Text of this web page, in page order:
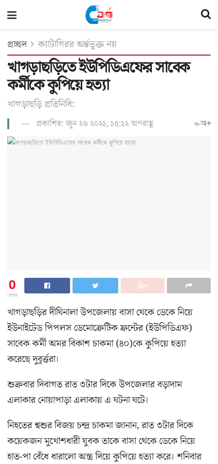
প্রচ্ছদ ক্যাটাগিরর অর্ন্তভুক্ত নয়
খাগড়াছড়িতে ইউপিডিএফের সাবেক
কর্মীকে কুপিয়ে হত্যা
খাগড়াছড়ি প্রতিনিধি:
প্রকাশিত: জুন ২৬ ২০২১, ১৫:১২ অপরাহ্ণ অ-অ+
0
শেয়ার
খাগড়াছড়ির দীঘিনালা উপজেলায় বাসা থেকে ডেকে নিয়ে
ইউনাইটেড পিপলস ডেমোক্রেটিক ফ্রন্টের (ইউপিডিএফ)
সাবেক কর্মী অমর বিকাশ চাকমা (৪০)কে কুপিয়ে হত্যা
করেছে দুবৃর্ত্তরা।
শুক্রবার দিবাগত রাত ৩টার দিকে উপজেলার বড়াদাম
এলাকার নোয়াপাড়া এলাকায় এ ঘটনা ঘটে।
নিহতের শ্বশুর বিজয় চন্দ্র চাকমা জানান, রাত ৩টার দিকে
কয়েকজন মুখোশধারী যুবক তাকে বাসা থেকে ডেকে নিয়ে
হাত-পা বেঁধে ধারালো অস্ত্র দিয়ে কুপিয়ে হত্যা করে। শনিবার